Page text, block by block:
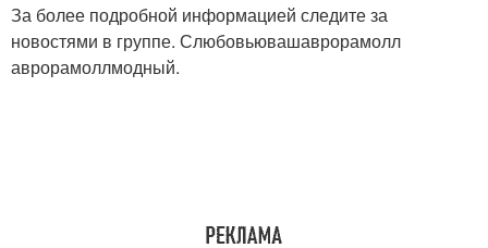
За более подробной информацией следите за
новостями в группе. Слюбовьювашаврорамолл
аврорамоллмодный.